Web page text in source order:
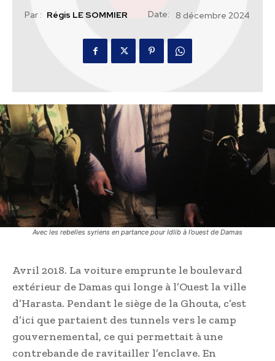
Par : Régis LE SOMMIER Date: 8 décembre 2024
Avec les rebelles syriens en partance pour Idlib à l’ouest de Damas
Avril 2018. La voiture emprunte le boulevard
extérieur de Damas qui longe à l’Ouest la ville
d’Harasta. Pendant le siège de la Ghouta, c’est
d’ici que partaient des tunnels vers le camp
gouvernemental, ce qui permettait à une
contrebande de ravitailler l’enclave. En